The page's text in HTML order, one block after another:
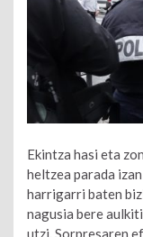
Ekintza hasi eta
heltzea parada
harrigarri baten
nagusia bere
utzi. Sorpresaren